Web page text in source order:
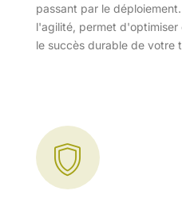
passant par le
l'agilité, permet
le succès durable de votre